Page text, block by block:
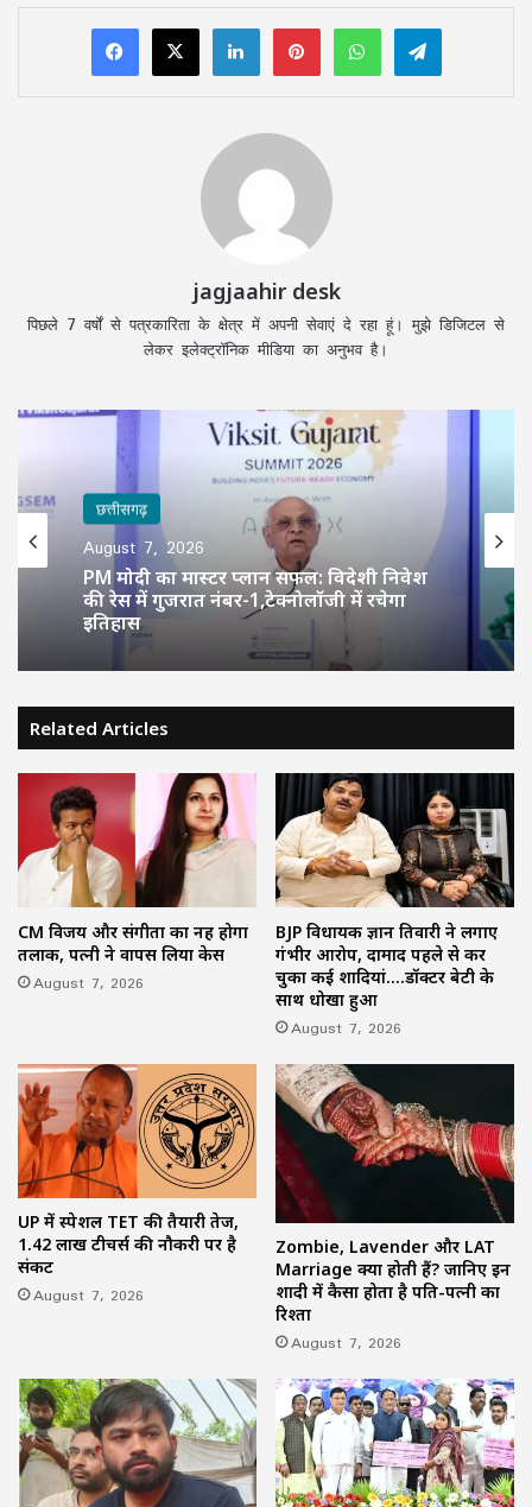
LinkedInPinterestWhatsAppTelegram
jagjaahir desk
पिछले 7 वर्षों से पत्रकारिता के क्षेत्र में अपनी सेवाएं दे रहा हूं। मुझे डिजिटल से
लेकर इलेक्ट्रॉनिक मीडिया का अनुभव है।
छत्तीसगढ़
August 7, 2026
PM मोदी का मास्टर प्लान सफल: विदेशी निवेश
की रेस में गुजरात नंबर-1,टेक्नोलॉजी में रचेगा
इतिहास
Related Articles
CM विजय और संगीता का नहीं होगा
तलाक, पत्नी ने वापस लिया केस
August 7, 2026
BJP विधायक ज्ञान तिवारी ने लगाए
गंभीर आरोप, दामाद पहले से कर
चुका कई शादियां….डॉक्टर बेटी के
साथ धोखा हुआ
August 7, 2026
UP में स्पेशल TET की तैयारी तेज,
1.42 लाख टीचर्स की नौकरी पर है
संकट
August 7, 2026
Zombie, Lavender और LAT
Marriage क्या होती हैं? जानिए इन
शादी में कैसा होता है पति-पत्नी का
रिश्ता
August 7, 2026